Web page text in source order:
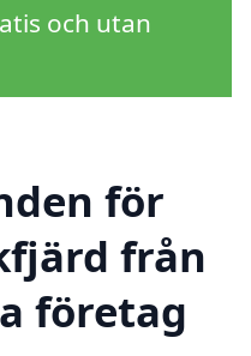
och utan
för
från
företag